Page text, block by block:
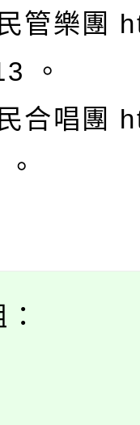
管樂團
。
合唱團